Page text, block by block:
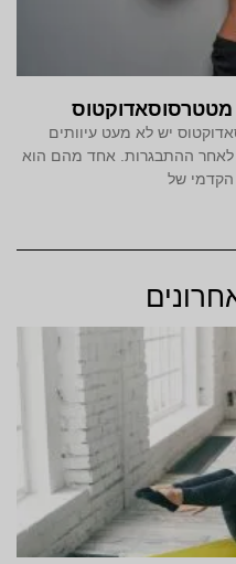
יש לא מעט עיוותים
לאחר ההתבגרות. אחד מהם הוא
של